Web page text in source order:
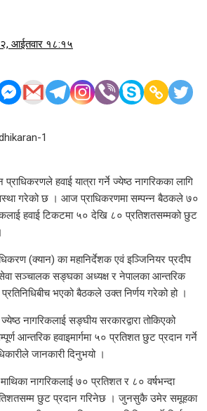
आईतवार १८:१५
हवाई यात्रा गर्ने ज्येष्ठ नागरिकका लागि
गरेको छ । आज प्राधिकरणमा सम्पन्न बैठकले ७०
हवाई टिकटमा ५० देखि ८० प्रतिशतसम्मको छुट
(क्यान) का महानिर्देशक एवं इञ्जिनियर प्रदीप
सञ्चालक सङ्घका अध्यक्ष र नेपालका आन्तरिक
भएको बैठकले उक्त निर्णय गरेको हो ।
नागरिकलाई सङ्घीय सरकारद्वारा तोकिएको
आन्तरिक हवाइमार्गमा ५० प्रतिशत छुट प्रदान गर्ने
जानकारी दिनुभयो ।
नागरिकलाई ७० प्रतिशत र ८० वर्षभन्दा
छुट प्रदान गरिनेछ । जुनसुकै उमेर समूहका